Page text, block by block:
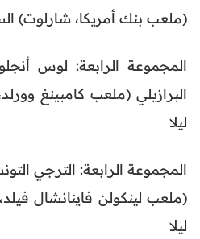
(ملعب بنك أمريكا، شارلوت)
المجموعة الرابعة: لوس
البرازيلي (ملعب كامبينغ
ليلا
المجموعة الرابعة: الترجي
(ملعب لينكولن فاينانشال فيلد،
ليلا